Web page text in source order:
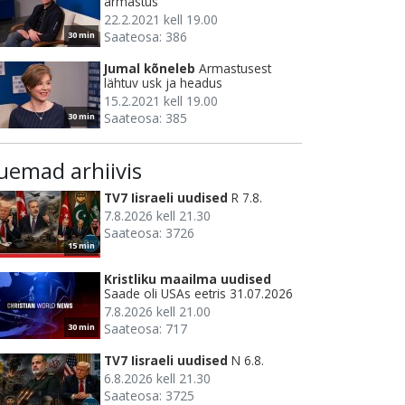
30 min
22.2.2021 kell 19.00
Saateosa: 386
30 min
Jumal kõneleb Armastusest
lähtuv usk ja headus
15.2.2021 kell 19.00
Saateosa: 385
arhiivis
15 min
TV7 Iisraeli uudised R 7.8.
7.8.2026 kell 21.30
Saateosa: 3726
30 min
Kristliku maailma uudised
Saade oli USAs eetris 31.07.2026
7.8.2026 kell 21.00
Saateosa: 717
TV7 Iisraeli uudised N 6.8.
6.8.2026 kell 21.30
Saateosa: 3725